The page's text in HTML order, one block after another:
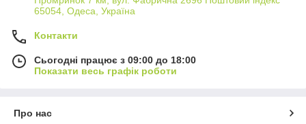
65054, Одеса, Україна
Контакти
Сьогодні працює з 09:00 до 18:00
Показати весь графік роботи
Про нас